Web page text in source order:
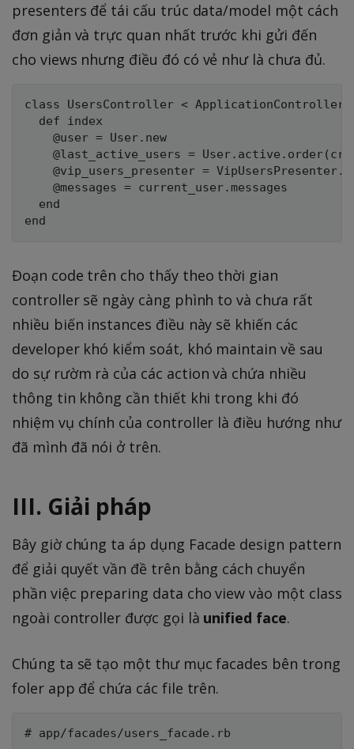
presenters để tái cấu trúc data/model một cách
đơn giản và trực quan nhất trước khi gửi đến
cho views nhưng điều đó có vẻ như là chưa đủ.
class UsersController < ApplicationController
  def index
    @user = User.new
@last_active_users =
@vip_users_presenter =
    @messages = current_user.messages
  end
Đoạn code trên cho thấy theo thời gian
controller sẽ ngày càng phình to và chưa rất
nhiều biến instances điều này sẽ khiến các
developer khó kiểm soát, khó maintain về sau
do sự rườm rà của các action và chứa nhiều
thông tin không cần thiết khi trong khi đó
nhiệm vụ chính của controller là điều hướng như
đã mình đã nói ở trên.
III. Giải pháp
Bây giờ chúng ta áp dụng Facade design pattern
để giải quyết vần đề trên bằng cách chuyển
phần việc preparing data cho view vào một class
ngoài controller được gọi là unified face.
Chúng ta sẽ tạo một thư mục facades bên trong
foler app để chứa các file trên.
# app/facades/users_facade.rb